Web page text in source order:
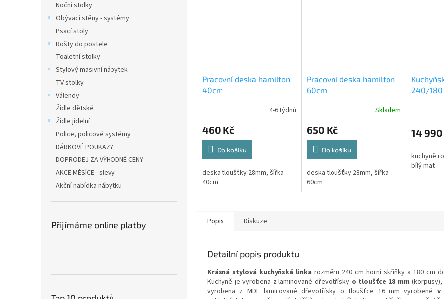
Noční stolky
Obývací stěny - systémy
Psací stoly
Rošty do postele
Toaletní stolky
Stylový masivní nábytek
TV stolky
Válendy
Židle dětské
Židle jídelní
Police, policové systémy
DÁRKOVÉ POUKAZY
DOPRODEJ ZA VÝHODNÉ CENY
AKCE MĚSÍCE - slevy
Akční nabídka nábytku
Přijímáme online platby
Pracovní deska hamilton
40cm
4-6 týdnů
460 Kč
Do košíku
deska tloušťky 28mm, šířka
40cm
Pracovní deska hamilton
60cm
Skladem
650 Kč
Do košíku
deska tloušťky 28mm, šířka
60cm
240/
14 990
kuchyně
bílý mat
Popis Diskuze
Detailní popis produktu
Krásná stylová kuchyňská linkarozměru 240 cm horní skříňky a 180 cm
Kuchyně je vyrobena z laminované dřevotřísky o tloušťce 18 mm
vyrobena z MDF laminované dřevotřísky o tloušťce 16 mm vyrobené v